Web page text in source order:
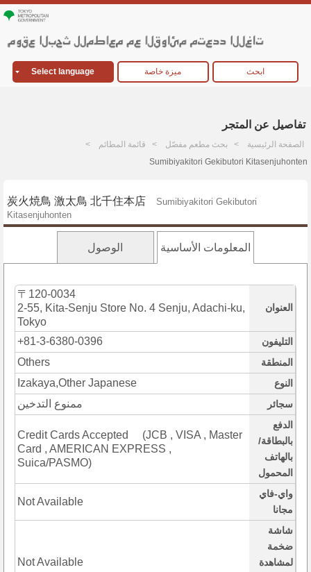
Select language ميزة خاصة ابحث
تفاصيل عن المتجر
الصفحة الرئيسية بحث مطعم مفصّل
قائمة المطائم
Sumibiyakitori Gekibutori Kitasenjuhonten
炭火焼鳥 激太鳥 北千住本店
Sumibiyakitori Gekibutori
Kitasenjuhonten
المعلومات الأساسية الوصول
العنوان
〒120-0034
2-55, Kita-Senju Store No. 4 Senju, Adachi-ku,
Tokyo
التليفون +81-3-6380-0396
المنطقة Others
النوع Izakaya,Other Japanese
سجائر ممنوع التدخين
الدفع
بالبطاقة/
بالهاتف
المحمول
Credit Cards Accepted (JCB , VISA , Master
Card , AMERICAN EXPRESS ,
Suica/PASMO)
واي-فاي
مجانا
Not Available
شاشة
ضخمة
لمشاهدة
Not Available